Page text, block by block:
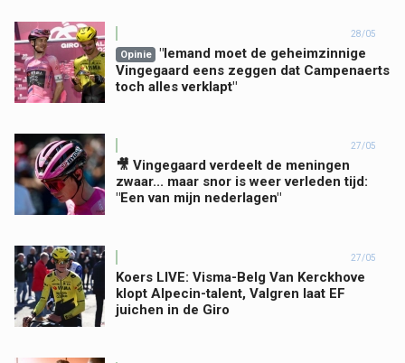
28/05
Opinie
"Iemand moet de geheimzinnige
Vingegaard eens zeggen dat Campenaerts
toch alles verklapt"
27/05
🎥 Vingegaard verdeelt de meningen
zwaar... maar snor is weer verleden tijd:
"Een van mijn nederlagen"
27/05
Koers LIVE: Visma-Belg Van Kerckhove
klopt Alpecin-talent, Valgren laat EF
juichen in de Giro